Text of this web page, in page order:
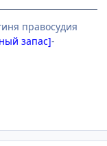
правосудия
запас]-